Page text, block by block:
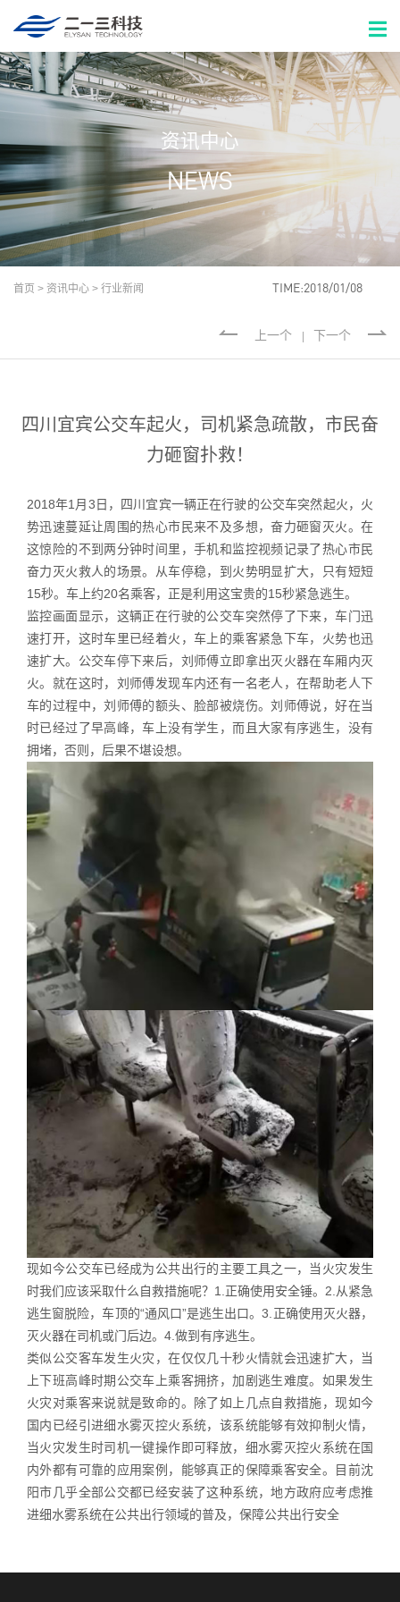
资讯中心
NEWS
首页 > 资讯中心 > 行业新闻 TIME:2018/01/08
上一个 下一个
四川宜宾公交车起火，司机紧急疏散，市民奋
力砸窗扑救！
2018年1月3日，四川宜宾一辆正在行驶的公交车突然起火，火
势迅速蔓延让周围的热心市民来不及多想，奋力砸窗灭火。在
这惊险的不到两分钟时间里，手机和监控视频记录了热心市民
奋力灭火救人的场景。从车停稳，到火势明显扩大，只有短短
15秒。车上约20名乘客，正是利用这宝贵的15秒紧急逃生。
监控画面显示，这辆正在行驶的公交车突然停了下来，车门迅
速打开，这时车里已经着火，车上的乘客紧急下车，火势也迅
速扩大。 公交车停下来后，刘师傅立即拿出灭火器在车厢内灭
火。就在这时，刘师傅发现车内还有一名老人，在帮助老人下
车的过程中，刘师傅的额头、脸部被烧伤。刘师傅说，好在当
时已经过了早高峰，车上没有学生，而且大家有序逃生，没有
拥堵，否则，后果不堪设想。
现如今公交车已经成为公共出行的主要工具之一，当火灾发生
时我们应该采取什么自救措施呢？ 1.正确使用安全锤。 2.从紧急
逃生窗脱险，车顶的“通风口”是逃生出口。3.正确使用灭火器，
灭火器在司机或门后边。 4.做到有序逃生。
类似公交客车发生火灾，在仅仅几十秒火情就会迅速扩大，当
上下班高峰时期公交车上乘客拥挤，加剧逃生难度。如果发生
火灾对乘客来说就是致命的。除了如上几点自救措施，现如今
国内已经引进细水雾灭控火系统，该系统能够有效抑制火情，
当火灾发生时司机一键操作即可释放，细水雾灭控火系统在国
内外都有可靠的应用案例，能够真正的保障乘客安全。目前沈
阳市几乎全部公交都已经安装了这种系统，地方政府应考虑推
进细水雾系统在公共出行领域的普及，保障公共出行安全